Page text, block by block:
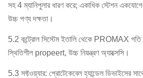
সহ 4 ম্যানিপুলার ধারণ করে; একাধিক স্টেশন
উচ্চ পণ্য দক্ষতা।
5.2 কন্ট্রোল সিস্টেম ইতালি থেকে PROMAX গতি
স্থিতিশীল propeert, উচ্চ নিয়ন্ত্রণ অ্যাক্সেসি।
5.3 সফ্টওয়্যার: প্রোটেকেবেল হ্যান্ডেল ডিভাইসের